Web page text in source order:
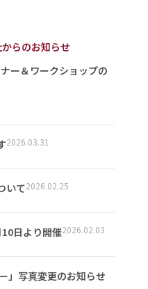
らのお知らせ
ー＆ワークショップの
2026.03.31
いて2026.02.25
日より開催2026.02.03
」写真変更のお知らせ